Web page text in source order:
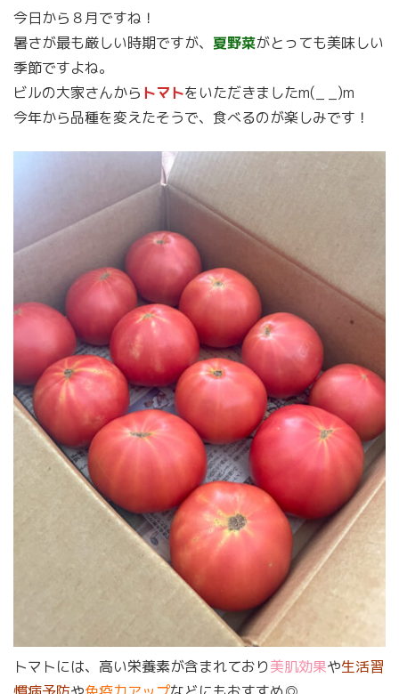
今日から８月ですね！
暑さが最も厳しい時期ですが、 夏野菜がとっても美味しい
季節ですよね。
ビルの大家さんから トマトをいただきましたm(_ _)m
今年から品種を変えたそうで、食べるのが楽しみです！
トマトには、高い栄養素が含まれており美肌効果や生活習